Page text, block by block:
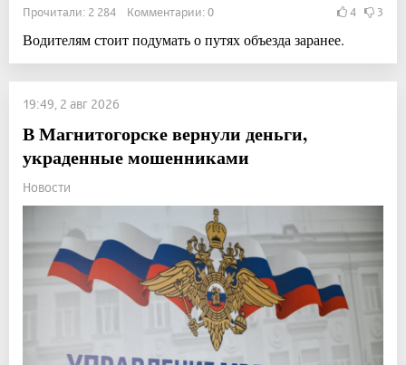
Прочитали: 2 284 Комментарии: 0 4 3
Водителям стоит подумать о путях объезда заранее.
19:49, 2 авг 2026
В Магнитогорске вернули деньги,
украденные мошенниками
Новости